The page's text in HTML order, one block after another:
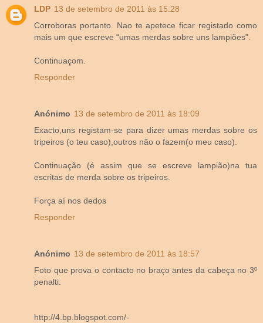
LDP 13 de setembro de 2011 às 15:28
Corroboras portanto. Nao te apetece ficar registado como
mais um que escreve “umas merdas sobre uns lampiões".
Continuaçom.
Responder
Anónimo 13 de setembro de 2011 às 18:09
Exacto,uns registam-se para dizer umas merdas sobre os
tripeiros (o teu caso),outros não o fazem(o meu caso).
Continuação (é assim que se escreve lampião)na tua
escritas de merda sobre os tripeiros.
Força aí nos dedos
Responder
Anónimo 13 de setembro de 2011 às 18:57
Foto que prova o contacto no braço antes da cabeça no 3º
penalti.
http://4.bp.blogspot.com/-